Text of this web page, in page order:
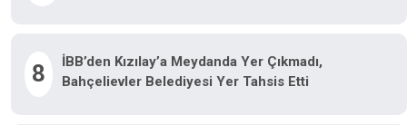
8
İBB’den Kızılay’a Meydanda Yer Çıkmadı,
Bahçelievler Belediyesi Yer Tahsis Etti